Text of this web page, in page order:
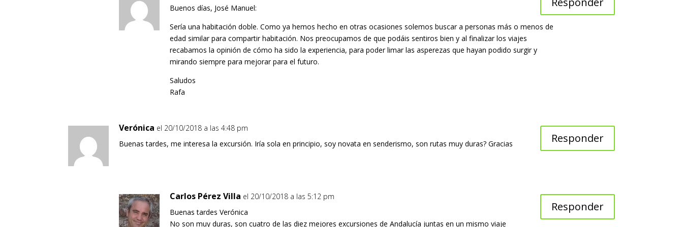
Buenos días, José Manuel:
Sería una habitación doble. Como ya hemos hecho en otras ocasiones solemos buscar a personas más o menos de
edad similar para compartir habitación. Nos preocupamos de que podáis sentiros bien y al finalizar los viajes
recabamos la opinión de cómo ha sido la experiencia, para poder limar las asperezas que hayan podido surgir y
mirando siempre para mejorar para el futuro.
Saludos
Rafa
Verónica el 20/10/2018 a las 4:48 pm
Buenas tardes, me interesa la excursión. Iría sola en principio, soy novata en senderismo, son rutas muy duras? Gracias
Responder
Carlos Pérez Villa el 20/10/2018 a las 5:12 pm
Buenas tardes Verónica
No son muy duras, son cuatro de las diez mejores excursiones de Andalucía juntas en un mismo viaje
Responder